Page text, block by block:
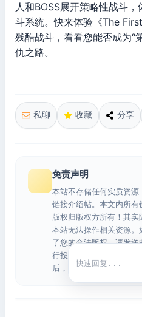
人和BOSS展开策略性战斗
斗系统。快来体验《The
残酷战斗，看看您能否成为“
仇之路。
私聊 收藏 分享
免责声明
本站不存储任何实质资
链接介绍帖。本文内所
版权归版权方所有！其实
本站无法操作相关资源
了您的合法版权，请发
行投诉，我们将在确认
后，立即删除相关介绍帖
快捷回复